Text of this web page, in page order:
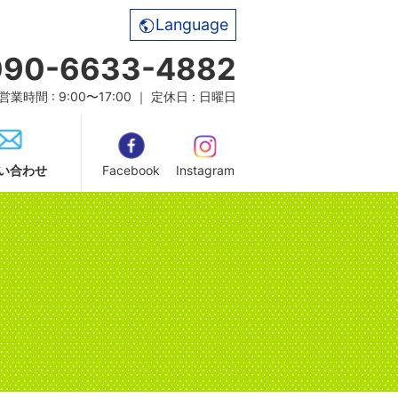
Language
6633-4882
業時間 : 9:00〜17:00 ｜ 定休日 : 日曜日
合わせ Facebook Instagram